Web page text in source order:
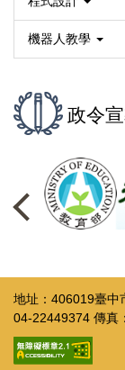
機器人教學
政令
地址：406019臺中
04-22449374 傳真